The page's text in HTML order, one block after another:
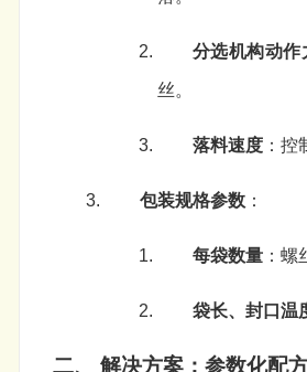
分选机构动作
丝。
落料速度：控
包装规格参数：
每袋数量：螺
袋长、封口温
二、 解决方案：参数化配